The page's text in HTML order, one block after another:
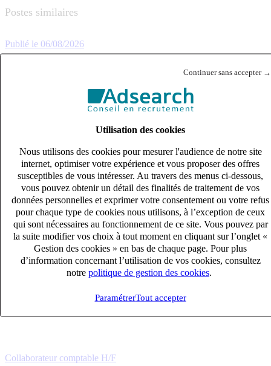
Continuer sans accepter →
Utilisation des cookies
Nous utilisons des cookies pour mesurer l'audience de notre site
internet, optimiser votre expérience et vous proposer des offres
susceptibles de vous intéresser. Au travers des menus ci-dessous,
vous pouvez obtenir un détail des finalités de traitement de vos
données personnelles et exprimer votre consentement ou votre refus
pour chaque type de cookies nous utilisons, à l’exception de ceux
qui sont nécessaires au fonctionnement de ce site. Vous pouvez par
la suite modifier vos choix à tout moment en cliquant sur l’onglet «
Gestion des cookies » en bas de chaque page. Pour plus
d’information concernant l’utilisation de vos cookies, consultez
notre politique de gestion des cookies
ParamétrerTout accepter
Postes similaires
Publié le 06/08/2026
Collaborateur comptable H/F